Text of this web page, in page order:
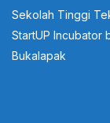
Sekolah Tinggi
StartUP Incubator
Bukalapak